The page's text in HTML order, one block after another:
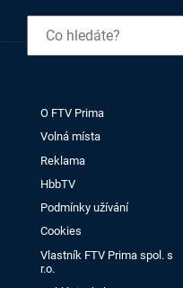
O FTV Prima
Volná místa
Reklama
HbbTV
Podmínky užívání
Cookies
Vlastník FTV Prima spol. s
r.o.